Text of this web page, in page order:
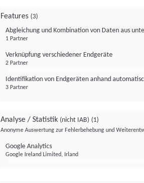
Features (3)
Abgleichung und Kombination von Daten aus
1 Partner
Verknüpfung verschiedener Endgeräte
2 Partner
Identifikation von Endgeräten anhand
3 Partner
Analyse / Statistik (nicht IAB) (1)
Anonyme Auswertung zur Fehlerbehebung und
Google Analytics
Google Ireland Limited, Irland